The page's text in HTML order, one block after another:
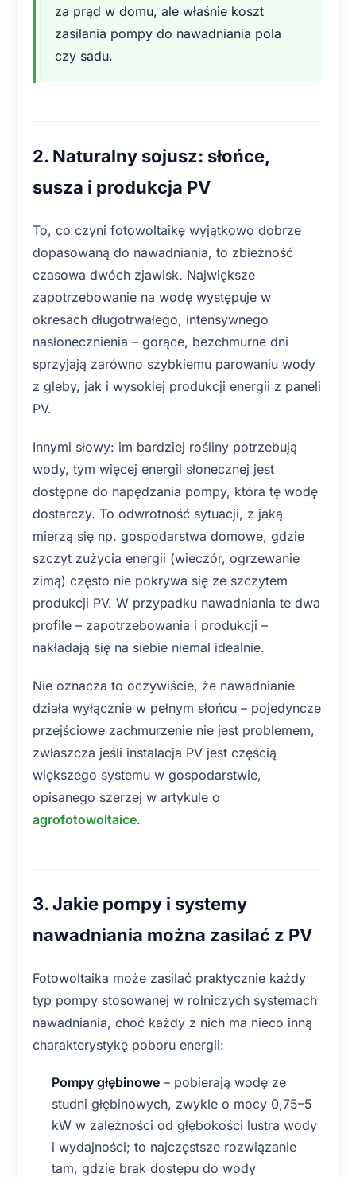
za prąd w domu, ale właśnie koszt
zasilania pompy do nawadniania pola
czy sadu.
2. Naturalny sojusz: słońce,
susza i produkcja PV
To, co czyni fotowoltaikę wyjątkowo dobrze
dopasowaną do nawadniania, to zbieżność
czasowa dwóch zjawisk. Największe
zapotrzebowanie na wodę występuje w
okresach długotrwałego, intensywnego
nasłonecznienia – gorące, bezchmurne dni
sprzyjają zarówno szybkiemu parowaniu wody
z gleby, jak i wysokiej produkcji energii z paneli
PV.
Innymi słowy: im bardziej rośliny potrzebują
wody, tym więcej energii słonecznej jest
dostępne do napędzania pompy, która tę wodę
dostarczy. To odwrotność sytuacji, z jaką
mierzą się np. gospodarstwa domowe, gdzie
szczyt zużycia energii (wieczór, ogrzewanie
zimą) często nie pokrywa się ze szczytem
produkcji PV. W przypadku nawadniania te dwa
profile – zapotrzebowania i produkcji –
nakładają się na siebie niemal idealnie.
Nie oznacza to oczywiście, że nawadnianie
działa wyłącznie w pełnym słońcu – pojedyncze
przejściowe zachmurzenie nie jest problemem,
zwłaszcza jeśli instalacja PV jest częścią
większego systemu w gospodarstwie,
opisanego szerzej w artykule o
agrofotowoltaice.
3. Jakie pompy i systemy
nawadniania można zasilać z PV
Fotowoltaika może zasilać praktycznie każdy
typ pompy stosowanej w rolniczych systemach
nawadniania, choć każdy z nich ma nieco inną
charakterystykę poboru energii:
Pompy głębinowe – pobierają wodę ze
studni głębinowych, zwykle o mocy 0,75–5
kW w zależności od głębokości lustra wody
i wydajności; to najczęstsze rozwiązanie
tam, gdzie brak dostępu do wody